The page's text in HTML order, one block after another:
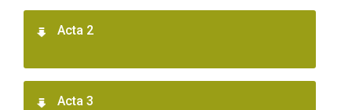
Acta 2
Acta 3